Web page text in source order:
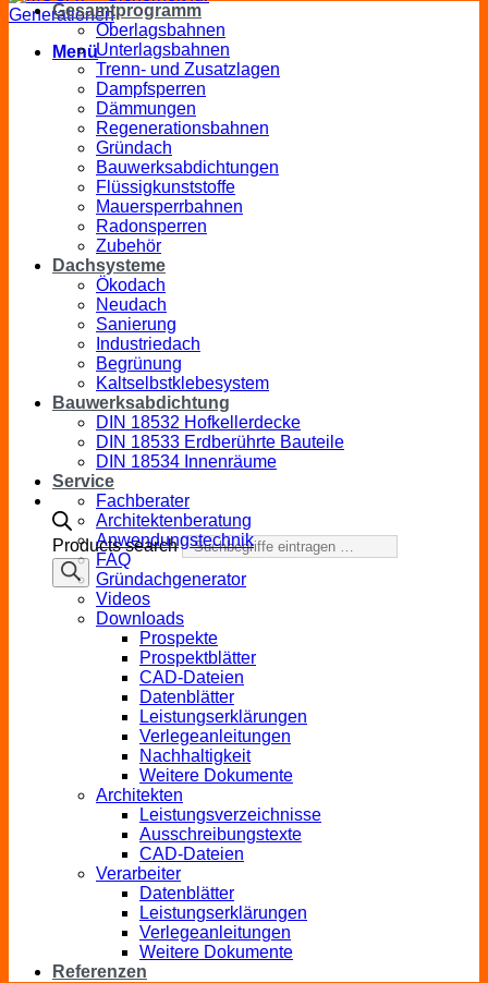
Menü
Products search
Gesamtprogramm
Oberlagsbahnen
Unterlagsbahnen
Trenn- und Zusatzlagen
Dampfsperren
Dämmungen
Regenerationsbahnen
Gründach
Bauwerksabdichtungen
Flüssigkunststoffe
Mauersperrbahnen
Radonsperren
Zubehör
Dachsysteme
Ökodach
Neudach
Sanierung
Industriedach
Begrünung
Kaltselbstklebesystem
Bauwerksabdichtung
DIN 18532 Hofkellerdecke
DIN 18533 Erdberührte Bauteile
DIN 18534 Innenräume
Service
Fachberater
Architektenberatung
Anwendungstechnik
FAQ
Gründachgenerator
Videos
Downloads
Prospekte
Prospektblätter
CAD-Dateien
Datenblätter
Leistungserklärungen
Verlegeanleitungen
Nachhaltigkeit
Weitere Dokumente
Architekten
Leistungsverzeichnisse
Ausschreibungstexte
CAD-Dateien
Verarbeiter
Datenblätter
Leistungserklärungen
Verlegeanleitungen
Weitere Dokumente
Referenzen